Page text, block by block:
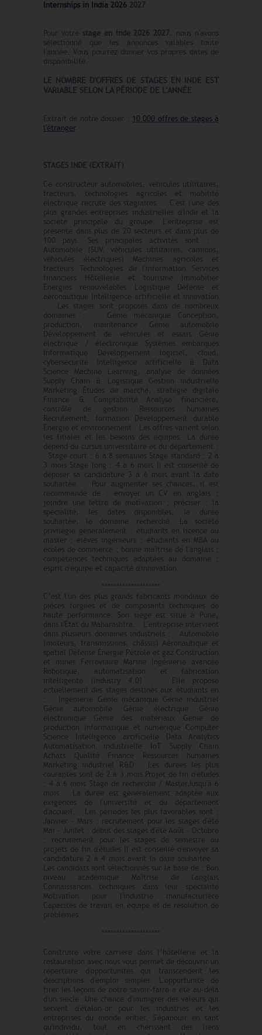
Internships in India 2026 2027
Pour votre stage en Inde 2026 2027, nous n'avons
sélectionné que les annonces valables toute
l'année. Vous pourrez donner vos propres dates de
disponibilité.
LE NOMBRE D'OFFRES DE STAGES EN INDE EST
VARIABLE SELON LA PÉRIODE DE L'ANNÉE
Extrait de notre dossier : 10 000 offres de stages à
l'étranger.
STAGES INDE (EXTRAIT)
Ce constructeur automobiles, véhicules utilitaires,
tracteurs, technologies agricoles et mobilité
électrique recrute des stagiaires. C'est l'une des
plus grandes entreprises industrielles d'Inde et la
société principale du groupe. L'entreprise est
présente dans plus de 20 secteurs et dans plus de
100 pays. Ses principales activités sont :
Automobile (SUV, véhicules utilitaires, camions,
véhicules électriques) Machines agricoles et
tracteurs Technologies de l'information Services
financiers Hôtellerie et tourisme Immobilier
Énergies renouvelables Logistique Défense et
aéronautique Intelligence artificielle et innovation
Les stages sont proposés dans de nombreux
domaines : Génie mécanique Conception,
production, maintenance Génie automobile
Développement de véhicules et essais Génie
électrique / électronique Systèmes embarqués
Informatique Développement logiciel, cloud,
cybersécurité Intelligence artificielle & Data
Science Machine Learning, analyse de données
Supply Chain & Logistique Gestion industrielle
Marketing Études de marché, stratégie digitale
Finance & Comptabilité Analyse financière,
contrôle de gestion Ressources humaines
Recrutement, formation Développement durable
Énergie et environnement Les offres varient selon
les filiales et les besoins des équipes. La durée
dépend du cursus universitaire et du département :
Stage court : 6 à 8 semaines Stage standard : 2 à
3 mois Stage long : 4 à 6 mois Il est conseillé de
déposer sa candidature 3 à 6 mois avant la date
souhaitée. Pour augmenter ses chances, il est
recommandé de : envoyer un CV en anglais ;
joindre une lettre de motivation ; préciser : la
spécialité, les dates disponibles, la durée
souhaitée, le domaine recherché. La société
privilégie généralement : étudiants en licence ou
master ; élèves ingénieurs ; étudiants en MBA ou
écoles de commerce ; bonne maîtrise de l'anglais ;
compétences techniques adaptées au domaine ;
esprit d'équipe et capacité d'innovation.
C’est l'un des plus grands fabricants mondiaux de
pièces forgées et de composants techniques de
haute performance. Son siège est situé à Pune,
dans l'État du Maharashtra. L'entreprise intervient
dans plusieurs domaines industriels : Automobile
(moteurs, transmissions, châssis) Aéronautique et
spatial Défense Énergie Pétrole et gaz Construction
et mines Ferroviaire Marine Ingénierie avancée
Robotique, automatisation et fabrication
intelligente (Industry 4.0) Elle propose
actuellement des stages destinés aux étudiants en
: Ingénierie Génie mécanique Génie industriel
Génie automobile Génie électrique Génie
électronique Génie des matériaux Génie de
production Informatique et numérique Computer
Science Intelligence artificielle Data Analytics
Automatisation industrielle IoT Supply Chain
Achats Qualité Finance Ressources humaines
Marketing industriel R&D Les durées les plus
courantes sont de 2 à 3 mois Projet de fin d'études
: 4 à 6 mois Stage de recherche / MasterJusqu'à 6
mois La durée est généralement adaptée aux
exigences de l'université et du département
d'accueil. Les périodes les plus favorables sont :
Janvier – Mars : recrutement pour les stages d'été
Mai – Juillet : début des stages d'été Août – Octobre
: recrutement pour les stages de semestre ou
projets de fin d'études Il est conseillé d'envoyer sa
candidature 2 à 4 mois avant la date souhaitée.
Les candidats sont sélectionnés sur la base de : Bon
niveau académique Maîtrise de l'anglais
Connaissances techniques dans leur spécialité
Motivation pour l'industrie manufacturière
Capacités de travail en équipe et de résolution de
problèmes.
Construire votre carrière dans l’hôtellerie et la
restauration avec nous vous permet de découvrir un
répertoire d'opportunités qui transcendent les
descriptions d'emploi simples. L'opportunité de
tirer les leçons de notre savoir-faire a été au-delà
d'un siècle. Une chance d'immigrer des valeurs qui
servent d'étalon-or pour les industries et les
entreprises du monde entier. S'épanouir en tant
qu'individu, tout en chérissant des liens